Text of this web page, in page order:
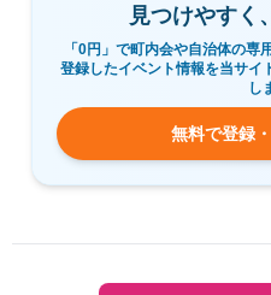
見つけやすく
「0円」で町内会や自治体の専
登録したイベント情報を当サイ
し
無料で登録